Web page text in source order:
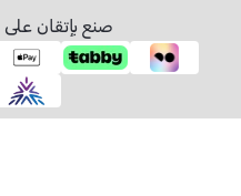
صنع بإتقان على | 2026